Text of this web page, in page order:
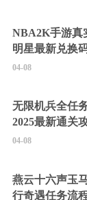
NBA2K手游真
明星最新兑换
04-08
无限机兵全任
2025最新通关
04-08
燕云十六声玉
行奇遇任务流